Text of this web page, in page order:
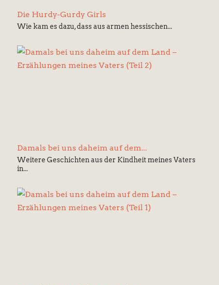
Die Hurdy-Gurdy Girls
Wie kam es dazu, dass aus armen hessischen...
Damals bei uns daheim auf dem...
Weitere Geschichten aus der Kindheit meines Vaters
in...